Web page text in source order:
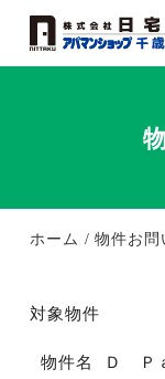
ホーム 物件お
対象物件
物件名
Ｄ Ｐ